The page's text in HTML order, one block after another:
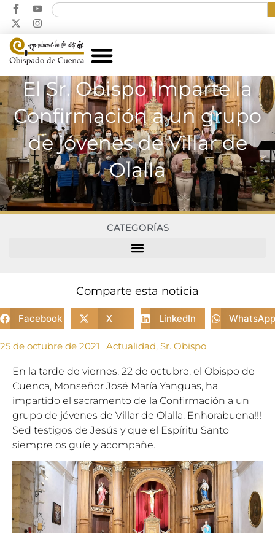
El Sr. Obispo imparte la
Confirmación a un grupo
de jóvenes de Villar de
Olalla
CATEGORÍAS
Comparte esta noticia
Facebook X LinkedIn WhatsApp
25 de octubre de 2021 Actualidad, Sr. Obispo
En la tarde de viernes, 22 de octubre, el Obispo de
Cuenca, Monseñor José María Yanguas, ha
impartido el sacramento de la Confirmación a un
grupo de jóvenes de Villar de Olalla. Enhorabuena!!!
Sed testigos de Jesús y que el Espíritu Santo
siempre os guíe y acompañe.